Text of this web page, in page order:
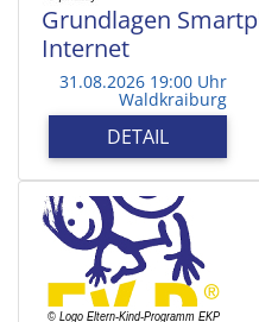
Grundlagen
Internet
31.08.2026 19:00 Uhr
Waldkraiburg
DETAIL